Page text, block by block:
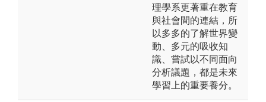
理學系更著重在教育
與社會間的連結，所
以多多的了解世界變
動、多元的吸收知
識、嘗試以不同面向
分析議題，都是未來
學習上的重要養分。